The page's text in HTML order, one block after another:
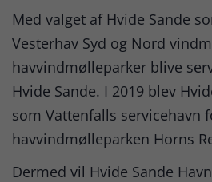
Med valget af Hvide Sande
Vesterhav Syd og Nord
havvindmølleparker blive
Hvide Sande. I 2019 blev
som Vattenfalls servicehavn
havvindmølleparken Horns
Dermed vil Hvide Sande